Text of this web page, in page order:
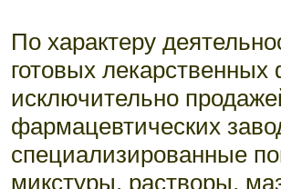
По характеру
готовых
исключительно
фармацевтических
специализированные
микстуры, растворы,